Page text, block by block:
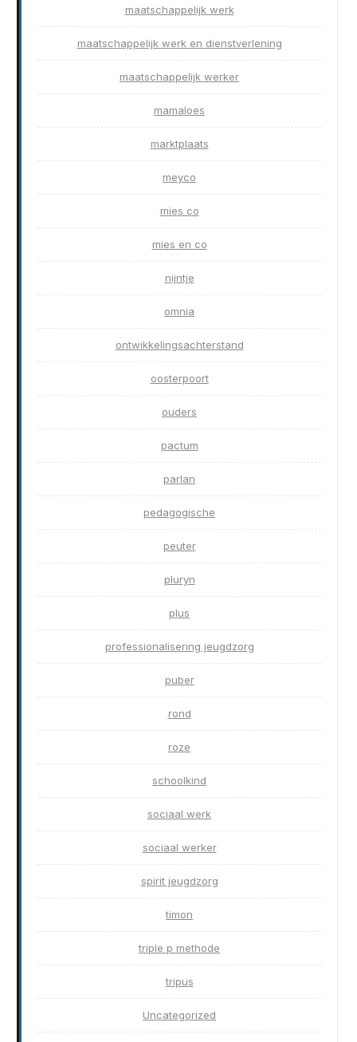
maatschappelijk werk
maatschappelijk werk en dienstverlening
maatschappelijk werker
mamaloes
marktplaats
meyco
mies co
mies en co
nijntje
omnia
ontwikkelingsachterstand
oosterpoort
ouders
pactum
parlan
pedagogische
peuter
pluryn
plus
professionalisering jeugdzorg
puber
rond
roze
schoolkind
sociaal werk
sociaal werker
spirit jeugdzorg
timon
triple p methode
tripus
Uncategorized